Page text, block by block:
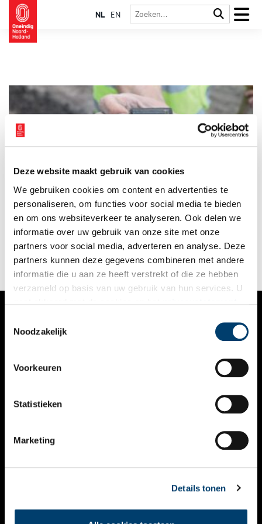
Deze website maakt gebruik van cookies
We gebruiken cookies om content en advertenties te
personaliseren, om functies voor social media te bieden
en om ons websiteverkeer te analyseren. Ook delen we
informatie over uw gebruik van onze site met onze
partners voor social media, adverteren en analyse. Deze
partners kunnen deze gegevens combineren met andere
informatie die u aan ze heeft verstrekt of die ze hebben
verzameld op basis van uw gebruik van hun services. U
Noodzakelijk
Voorkeuren
Statistieken
Marketing
Details tonen
NL EN
Wie was toch het meisje op de foto die was gevonden bij
opgravingen aan de Groeneplaats in Den Burg? Archeologen
van Archeologie West-Friesland stuitten daar in het najaar van
2017 op een ‘fotocliché’ (een drukvorm voor afbeeldingen) van
een meisje in een matrozenpakje. Onlangs heeft Huis van Hilde
de vondst in bruikleen gegeven aan het meisje op de foto. Hoe
is zij uiteindelijk gevonden?
VERHALEN
KALENDER
THEMA’S
VIDEO’S
CONTACT